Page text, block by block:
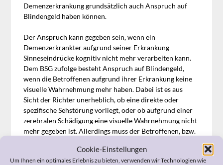
Cookie-Einstellungen
Um Ihnen ein optimales Erlebnis zu bieten, verwenden wir Technologien wie
Demenzerkrankung grundsätzlich auch Anspruch auf
Blindengeld haben können.
Der Anspruch kann gegeben sein, wenn ein
Demenzerkrankter aufgrund seiner Erkrankung
Sinneseindrücke kognitiv nicht mehr verarbeiten kann.
Dem BSG zufolge besteht Anspruch auf Blindengeld,
wenn die Betroffenen aufgrund ihrer Erkrankung keine
visuelle Wahrnehmung mehr haben. Dabei ist es aus
Sicht der Richter unerheblich, ob eine direkte oder
spezifische Sehstörung vorliegt, oder ob aufgrund einer
zerebralen Schädigung eine visuelle Wahrnehmung nicht
mehr gegeben ist. Allerdings muss der Betroffenen, bzw.
Wahrnehmung beweisen.